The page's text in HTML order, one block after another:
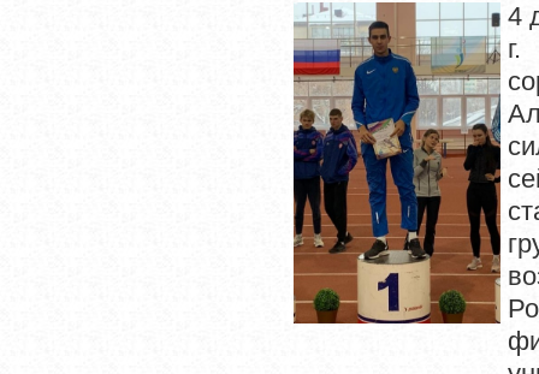
4